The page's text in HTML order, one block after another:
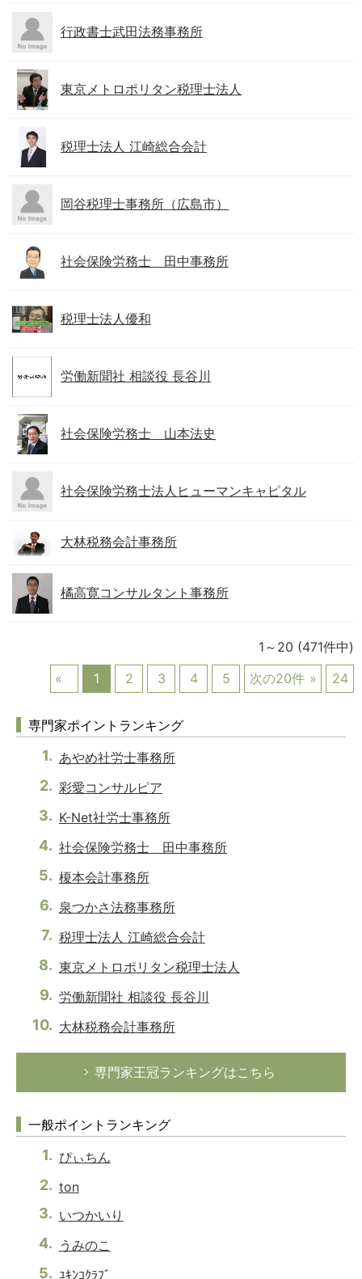
行政書士武田法務事務所
東京メトロポリタン税理士法人
税理士法人 江崎総合会計
岡谷税理士事務所（広島市）
社会保険労務士 田中事務所
税理士法人優和
労働新聞社 相談役 長谷川
社会保険労務士 山本法史
社会保険労務士法人ヒューマンキャピタル
大林税務会計事務所
橘高寛コンサルタント事務所
1～20 (471件中)
1
2 3 4 5 次の20件 24
専門家ポイントランキング
あやめ社労士事務所
彩愛コンサルピア
K-Net社労士事務所
社会保険労務士 田中事務所
榎本会計事務所
泉つかさ法務事務所
税理士法人 江崎総合会計
東京メトロポリタン税理士法人
労働新聞社 相談役 長谷川
大林税務会計事務所
専門家王冠ランキングはこちら
一般ポイントランキング
ぴぃちん
ton
いつかいり
うみのこ
ﾕｷﾝｺｸﾗﾌﾞ